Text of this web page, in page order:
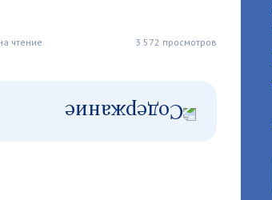
чтение 3 572 просмотров